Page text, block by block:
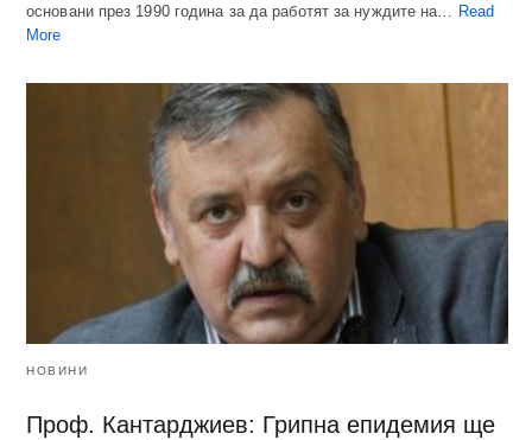
основани през 1990 година за да работят за нуждите на… Read
More
НОВИНИ
Проф. Кантарджиев: Грипна епидемия ще